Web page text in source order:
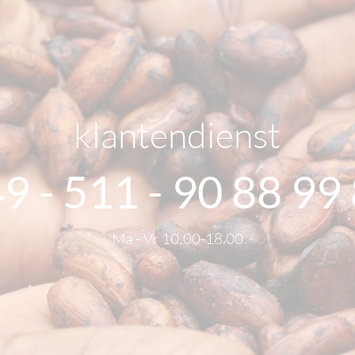
klantendienst
- 511 - 90 88 99
Ma - Vr 10.00-18.00